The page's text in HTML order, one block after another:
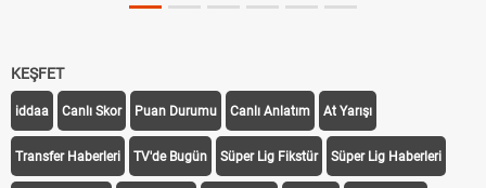
KEŞFET
iddaa Canlı Skor Puan Durumu Canlı Anlatım At Yarışı
Transfer Haberleri TV'de Bugün Süper Lig Fikstür Süper Lig Haberleri